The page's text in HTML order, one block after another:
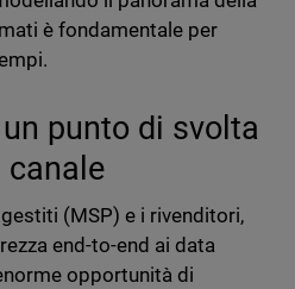
è fondamentale per
punto di svolta
canale
(MSP) e i rivenditori,
end-to-end ai data
opportunità di